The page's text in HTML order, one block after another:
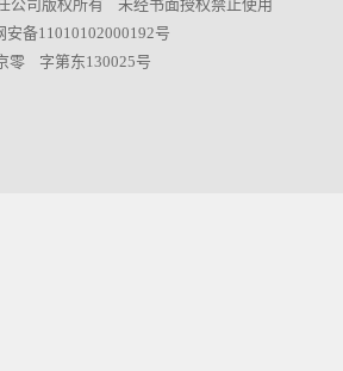
公司版权所有 未经书面授权禁止使用
备11010102000192号
零 字第东130025号